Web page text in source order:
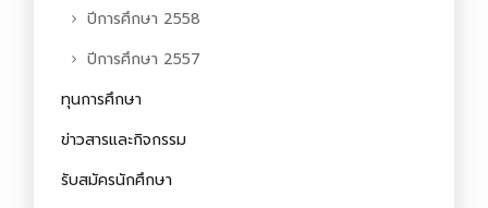
ปีการศึกษา 2558
ปีการศึกษา 2557
ทุนการศึกษา
ข่าวสารและกิจกรรม
รับสมัครนักศึกษา